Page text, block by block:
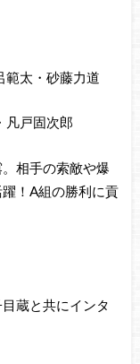
範太・砂藤力道
凡戸固次郎
相手の索敵や爆
！A組の勝利に貢
蔵と共にインタ